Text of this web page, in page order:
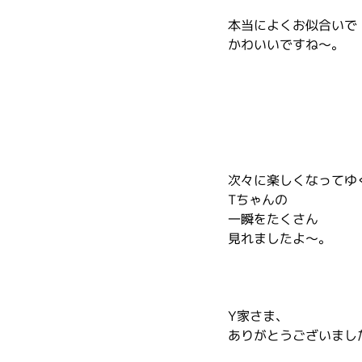
本当によくお似合いで
かわいいですね～。
次々に楽しくなってゆ
Tちゃんの
一瞬をたくさん
見れましたよ～。
Y家さま、
ありがとうございまし